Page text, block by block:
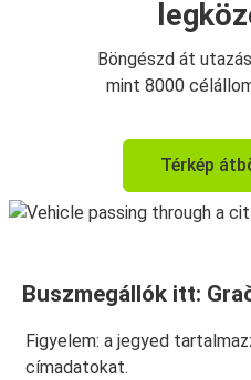
Böngészd át
mint 8000
Térkép
Buszmegállók itt:
Figyelem: a jegyed
címadatokat.